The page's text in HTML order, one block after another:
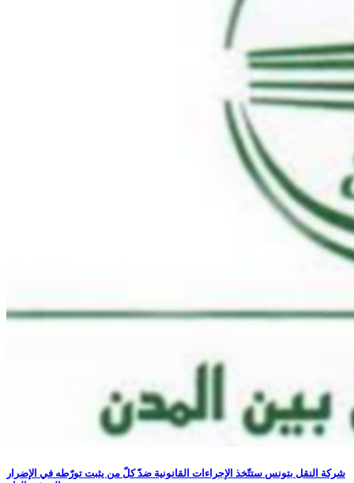
شركة النقل بتونس ستتّخذ الإجراءات القانونية ضدّ كلّ من يثبت تورّطه في الإضرار